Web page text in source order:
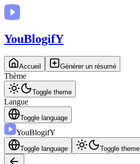
YouBlogifY
Accueil Générer un résumé
Thème
Toggle theme
Langue
Toggle language
YouBlogifY
Toggle language Toggle theme